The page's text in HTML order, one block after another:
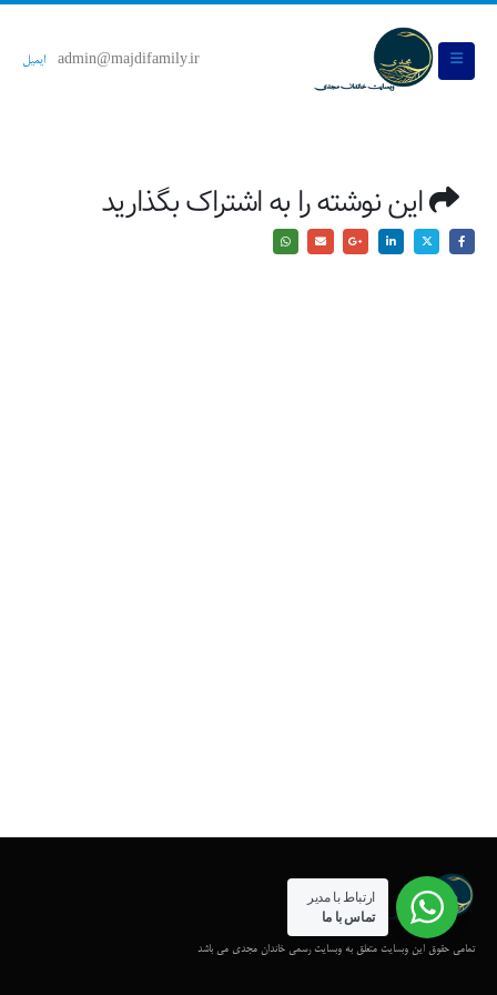
admin@majdifamily.ir ایمیل
این نوشته را به اشتراک بگذارید
تمامی حقوق این وبسایت متعلق به وبسایت رسمی خاندان مجدی می باشد
ارتباط با مدیر
تماس با ما